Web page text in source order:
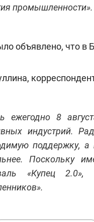
промышленности».
объявлено, что в
ежегодно 8
индустрий.
поддержку, а
Поскольку
«Купец 2.0»,